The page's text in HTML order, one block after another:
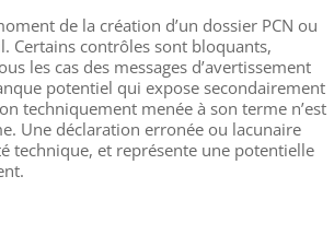
de la création d’un dossier PCN ou
Certains contrôles sont bloquants,
les cas des messages d’avertissement
potentiel qui expose secondairement
techniquement menée à son terme n’est
Une déclaration erronée ou lacunaire
technique, et représente une potentielle